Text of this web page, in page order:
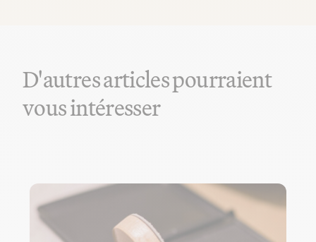
D'autres articles pourraient
vous intéresser